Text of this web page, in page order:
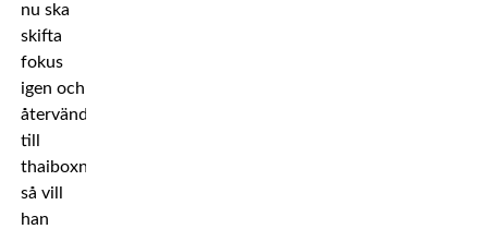
nu ska
skifta
fokus
igen och
återvända
till
thaiboxningen
så vill
han